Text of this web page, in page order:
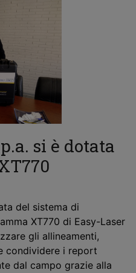
si è dotata
del sistema di
XT770 di Easy-Laser
gli allineamenti,
condividere i report
dal campo grazie alla